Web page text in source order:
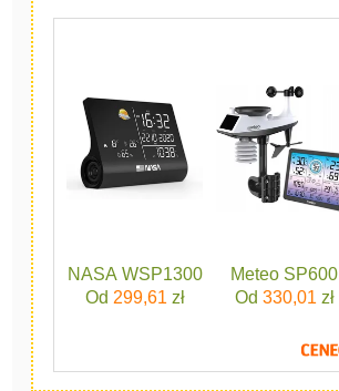
NASA WSP1300
Od 299,61 zł
Meteo SP600
Od 330,01 zł